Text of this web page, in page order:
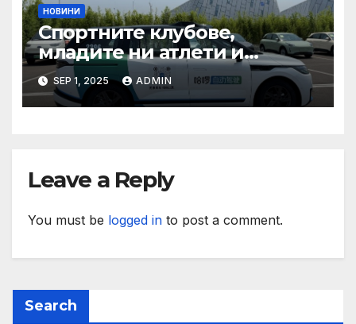
НОВИНИ
Спортните клубове,
младите ни атлети и
техните треньори имат
нужда от нашата подкрепа
и ние ще им я осигурим
SEP 1, 2025 ADMIN
Leave a Reply
You must be logged in to post a comment.
Search